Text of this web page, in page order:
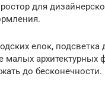
для
елок, подсветка
малых архитектурных
до бесконечности.